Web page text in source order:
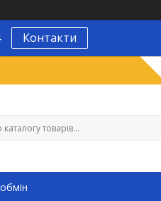
Контакти